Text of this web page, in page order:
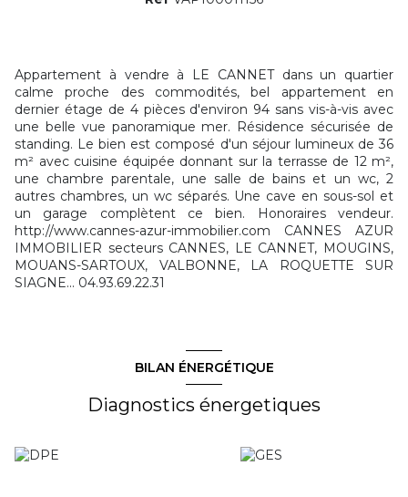
Appartement à vendre à LE CANNET dans un quartier
calme proche des commodités, bel appartement en
dernier étage de 4 pièces d'environ 94 sans vis-à-vis avec
une belle vue panoramique mer. Résidence sécurisée de
standing. Le bien est composé d'un séjour lumineux de 36
m² avec cuisine équipée donnant sur la terrasse de 12 m²,
une chambre parentale, une salle de bains et un wc, 2
autres chambres, un wc séparés. Une cave en sous-sol et
un garage complètent ce bien. Honoraires vendeur.
http://www.cannes-azur-immobilier.com CANNES AZUR
IMMOBILIER secteurs CANNES, LE CANNET, MOUGINS,
MOUANS-SARTOUX, VALBONNE, LA ROQUETTE SUR
SIAGNE... 04.93.69.22.31
BILAN ÉNERGÉTIQUE
Diagnostics énergetiques